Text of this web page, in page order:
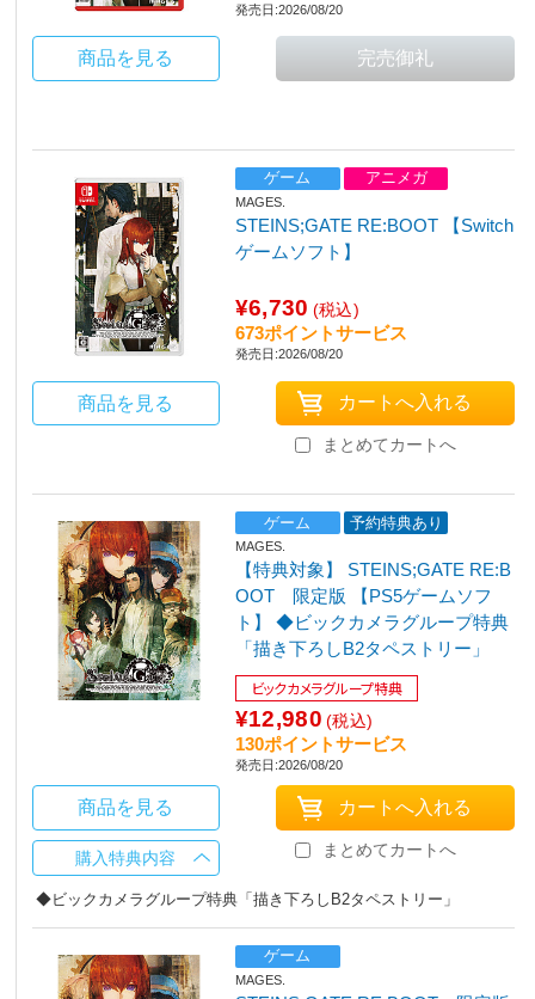
発売日:2026/08/20
商品を見る
ゲーム アニメガ
MAGES.
STEINS;GATE RE:BOOT 【Switch
ゲームソフト】
¥6,730 (税込)
673ポイントサービス
発売日:2026/08/20
商品を見る
まとめてカートへ
ゲーム 予約特典あり
MAGES.
【特典対象】 STEINS;GATE RE:B
OOT 限定版 【PS5ゲームソフ
ト】 ◆ビックカメラグループ特典
「描き下ろしB2タペストリー」
ビックカメラグループ特典
¥12,980 (税込)
130ポイントサービス
発売日:2026/08/20
商品を見る
購入特典内容
◆ビックカメラグループ特典「描き下ろしB2タペストリー」
まとめてカートへ
ゲーム
MAGES.